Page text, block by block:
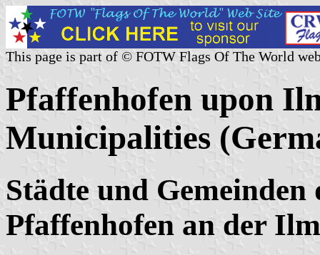
This page is part of © FOTW Flags Of The World
Pfaffenhofen upon
Municipalities
Städte und Gemeinden
Pfaffenhofen an der